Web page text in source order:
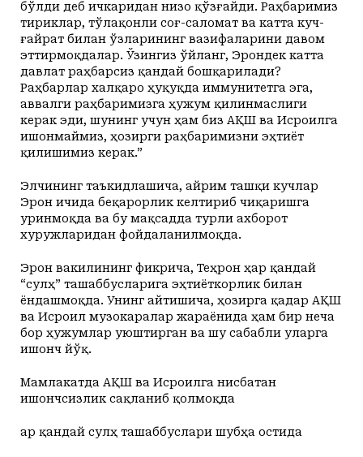
бўлди деб ичкаридан низо қўзғайди. Раҳбаримиз
тириклар, тўлақонли соғ-саломат ва катта куч-
ғайрат билан ўзларининг вазифаларини давом
эттирмоқдалар. Ўзингиз ўйланг, Эрондек катта
давлат раҳбарсиз қандай бошқарилади?
Раҳбарлар халқаро ҳуқуқда иммунитетга эга,
аввалги раҳбаримизга ҳужум қилинмаслиги
керак эди, шунинг учун ҳам биз АҚШ ва Исроилга
ишонмаймиз, ҳозирги раҳбаримизни эҳтиёт
қилишимиз керак.”
Элчининг таъкидлашича, айрим ташқи кучлар
Эрон ичида беқарорлик келтириб чиқаришга
уринмоқда ва бу мақсадда турли ахборот
хуружларидан фойдаланилмоқда.
Эрон вакилининг фикрича, Теҳрон ҳар қандай
“сулҳ” ташаббусларига эҳтиёткорлик билан
ёндашмоқда. Унинг айтишича, ҳозирга қадар АҚШ
ва Исроил музокаралар жараёнида ҳам бир неча
бор ҳужумлар уюштирган ва шу сабабли уларга
ишонч йўқ.
Мамлакатда АҚШ ва Исроилга нисбатан
ишончсизлик сақланиб қолмоқда
Ҳар қандай сулҳ ташаббуслари шубҳа остида